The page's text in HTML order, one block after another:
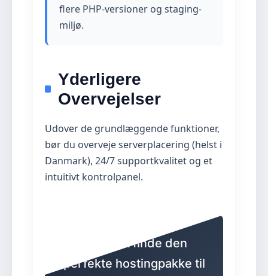
flere PHP-versioner og staging-
miljø.
Yderligere
Overvejelser
Udover de grundlæggende funktioner,
bør du overveje serverplacering (helst i
Danmark), 24/7 supportkvalitet og et
intuitivt kontrolpanel.
Klar til at finde den
perfekte hostingpakke til